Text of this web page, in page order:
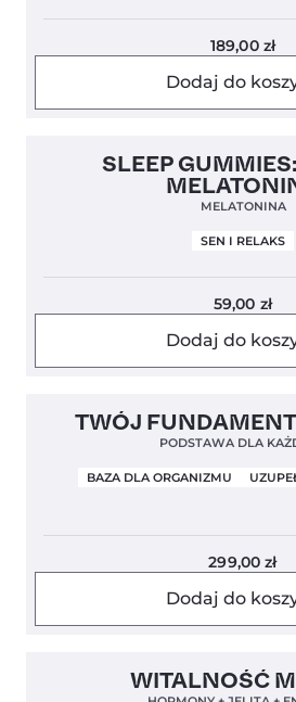
189,00 zł
Dodaj do
SLEEP
MELATONINA
SEN I RELAKS
59,00 zł
Dodaj do
Bestseller! Clean Label
TWÓJ
PODSTAWA DLA
BAZA DLA ORGANIZMU
299,00zł
Dodaj do
WITALNOŚĆ